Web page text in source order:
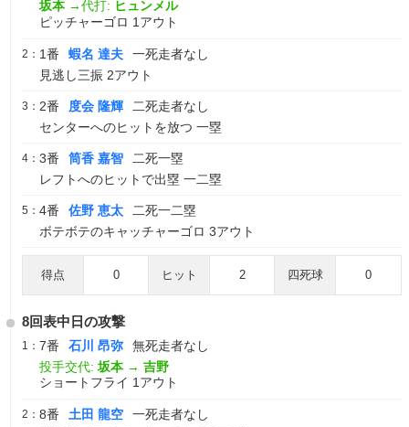
坂本 →代打: ヒュンメル
ピッチャーゴロ 1アウト
2： 1番 蝦名 達夫
一死走者なし
見逃し三振 2アウト
3： 2番 度会 隆輝
二死走者なし
センターへのヒットを放つ 一塁
4： 3番 筒香 嘉智
二死一塁
レフトへのヒットで出塁 一二塁
5： 4番 佐野 恵太
二死一二塁
ボテボテのキャッチャーゴロ 3アウト
得点 0 ヒット 2 四死球 0
8回表中日の攻撃
1： 7番 石川 昂弥
無死走者なし
投手交代: 坂本 → 吉野
ショートフライ 1アウト
2： 8番 土田 龍空
一死走者なし